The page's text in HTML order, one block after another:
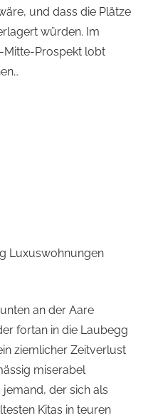
und dass die Plätze
würden. Im
Mitte-Prospekt lobt
Luxuswohnungen
an der Aare
fortan in die Laubegg
ziemlicher Zeitverlust
miserabel
jemand, der sich als
Kitas in teuren